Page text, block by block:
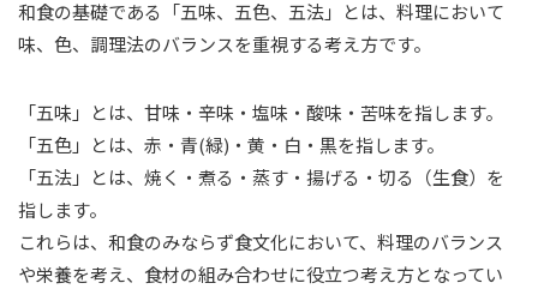
和食の基礎である「五味、五色、五法」とは、料理において
味、色、調理法のバランスを重視する考え方です。
「五味」とは、甘味・辛味・塩味・酸味・苦味を指します。
「五色」とは、赤・青(緑)・黄・白・黒を指します。
「五法」とは、焼く・煮る・蒸す・揚げる・切る（生食）を
指します。
これらは、和食のみならず食文化において、料理のバランス
や栄養を考え、食材の組み合わせに役立つ考え方となってい